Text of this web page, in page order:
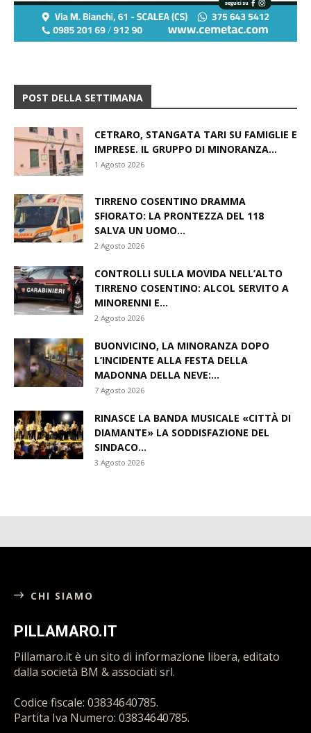
POST DELLA SETTIMANA
CETRARO, STANGATA TARI SU FAMIGLIE E
IMPRESE. IL GRUPPO DI MINORANZA...
1 Agosto 2026
TIRRENO COSENTINO DRAMMA
SFIORATO: LA PRONTEZZA DEL 118
SALVA UN UOMO...
2 Agosto 2026
CONTROLLI SULLA MOVIDA NELL’ALTO
TIRRENO COSENTINO: ALCOL SERVITO A
MINORENNI E...
2 Agosto 2026
BUONVICINO, LA MINORANZA DOPO
L’INCIDENTE ALLA FESTA DELLA
MADONNA DELLA NEVE:...
7 Agosto 2026
RINASCE LA BANDA MUSICALE «CITTÀ DI
DIAMANTE» LA SODDISFAZIONE DEL
SINDACO...
3 Agosto 2026
CHI SIAMO
PILLAMARO.IT
Pillamaro.it è un sito di informazione libera, editato
dalla società BM & associati srl.
Codice fiscale: 03834640785.
Partita Iva Numero: 03834640785.